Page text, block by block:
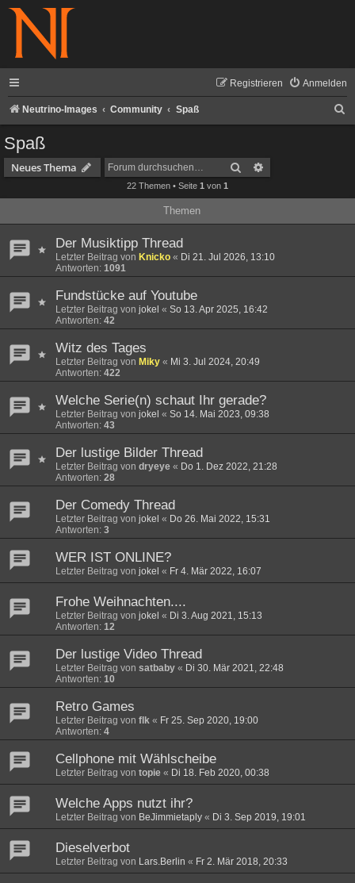
Anmelden
Registrieren
Neutrino-Images Community Spaß
Spaß
Neues Thema Suche
22 Themen • Seite 1 von 1
Themen
Der Musiktipp Thread
Letzter Beitrag von Knicko « Di 21. Jul 2026, 13:10
Antworten: 1091
Fundstücke auf Youtube
Letzter Beitrag von jokel « So 13. Apr 2025, 16:42
Antworten: 42
Witz des Tages
Letzter Beitrag von Miky « Mi 3. Jul 2024, 20:49
Antworten: 422
Welche Serie(n) schaut Ihr gerade?
Letzter Beitrag von jokel « So 14. Mai 2023, 09:38
Antworten: 43
Der lustige Bilder Thread
Letzter Beitrag von dryeye « Do 1. Dez 2022, 21:28
Antworten: 28
Der Comedy Thread
Letzter Beitrag von jokel « Do 26. Mai 2022, 15:31
Antworten: 3
WER IST ONLINE?
Letzter Beitrag von jokel « Fr 4. Mär 2022, 16:07
Frohe Weihnachten....
Letzter Beitrag von jokel « Di 3. Aug 2021, 15:13
Antworten: 12
Der lustige Video Thread
Letzter Beitrag von satbaby « Di 30. Mär 2021, 22:48
Antworten: 10
Retro Games
Letzter Beitrag von flk « Fr 25. Sep 2020, 19:00
Antworten: 4
Cellphone mit Wählscheibe
Letzter Beitrag von topie « Di 18. Feb 2020, 00:38
Welche Apps nutzt ihr?
Letzter Beitrag von BeJimmietaply « Di 3. Sep 2019, 19:01
Dieselverbot
Letzter Beitrag von Lars.Berlin « Fr 2. Mär 2018, 20:33